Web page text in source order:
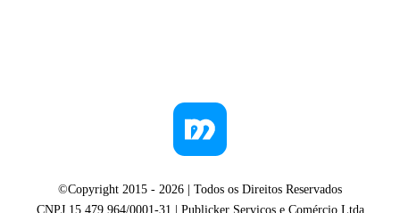
©Copyright 2015 - 2026 | Todos os Direitos Reservados
CNPJ 15.479.964/0001-31 | Publicker Serviços e Comércio Ltda